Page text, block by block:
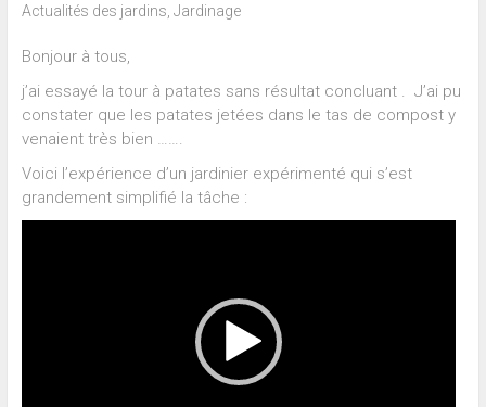
Actualités des jardins Jardinage
Bonjour à tous,
j’ai essayé la tour à patates sans résultat concluant . J’ai pu
constater que les patates jetées dans le tas de compost y
venaient très bien …….
Voici l’expérience d’un jardinier expérimenté qui s’est
grandement simplifié la tâche :